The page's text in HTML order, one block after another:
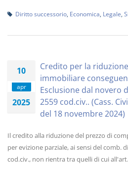
Diritto successorio Economica Legale
10
apr
2025
Credito per la
immobiliare
Esclusione dal novero
2559 cod.civ.. (Cass.
del 18 novembre 2024)
Il credito alla riduzione del prezzo di
per evizione parziale, ai sensi del comb.
cod.civ., non rientra tra quelli di cui